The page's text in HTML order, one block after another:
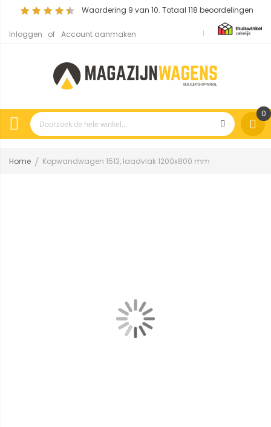
Waardering 9 van 10. Totaal 118 beoordelingen
Inloggen Account aanmaken
0
Home Kopwandwagen 1513, laadvlak 1200x800 mm